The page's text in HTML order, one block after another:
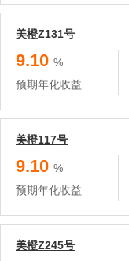
美橙Z131号
9.10 %
预期年化收益
美橙117号
9.10 %
预期年化收益
美橙Z245号